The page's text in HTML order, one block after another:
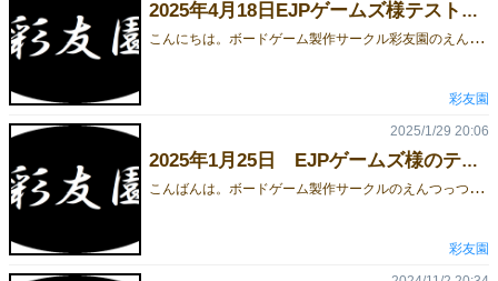
2025年4月18日EJPゲームズ様テストプレイ会報告
こ
んにちは。ボードゲーム製作サークル彩友園のえんつっつです。2025年4月18日EJPゲームズ様でテストプレイ会がありましたので報告です。最近、寒暖差が激しくてぐったりしています。。。。。彩友園からは、一風変わったレースゲームを持ち込みました。1年くらい前に製作を断念したもののリトライです。数字カードを出して、数字分進むのですが、より前（より優位）にいる人は、後ろにいる人と同じ数字を出してしまうと進めず、同じ数字を出すことのできた後ろの人はスピードが倍増するというものです。要は逆転要素ありということ。最初に、某マリ◯カートの如くサーキット状で遊んでみましたが、スピードが停滞し、あまり…という感じ。ここで、テストプレイしてくださった方の、直線状にしてみたらどうかという提案があり、その形で再度プレイしたところ、切れ味が増して面白くなりました。これは手応えありそうということで、この形でしばらくアイデアを練ろうと思います。 最後まで読んでいただきありがとうございました。ゲームマーケット2025春は、土曜日ブースN43で出展します。新作は無い予定ですが、エーススナイパーとガベロットを頒布予定です（デクテットはすべてボドゲーマに納入済）。また、ボドゲーマの方で、過去作の販売を行っておりますので興味がありましたらぜひお買い求めくださいませ。https://bodoge.hoobby.net/market/circles/saiyuen
彩友園
2025年1月25日 EJPゲームズ様のテストプレイ会報告
こ
んばんは。ボードゲーム製作サークルのえんつっつです。だいぶブログをさぼってしまいましたが、2025年1月25日 EJPゲームズ様のテストプレイ会報告をさせていただきます。今回、私が持ち込んだゲームはこちら↓ 「五行相剋」というゲームです。今まで、「テレミンヴォクス」「コロッセウム」と呼んでいたものの改作です。7色を1つのカードに込めるのはあまりにも見づらいことと、古代中国の五行説のストーリーを自然に取り入れられることからのアイデア転換でした。色が5色に減ったことと、色ごとに要素（火水土木金）を込めたことから、以前よりは遊びやすくなったかなと思う一方、まだまだ面白くなりそうという手ごたえを感じた会でした。次回のゲームマーケット2025春には間に合いそうにはありませんが、、、、完成に向けて引き続き改良をしていこうと思います。 読んでいただきありがとうございました。前回ゲームマーケット新作のガベロットの通信販売に向けて準備中ですので、こちらも合わせてお待ちください。
2025/1/29 20:06
彩友園